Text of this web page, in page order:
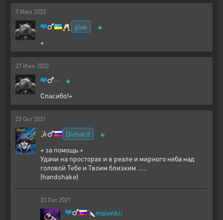
7 Июл 2022
🥂 glok +
+
27 Июн 2022
+
Спасибо!+
22 Окт 2021
Diehard +
+ за помощь +
Удачи на просторах и в реале и мирного неба над
головой Тебе и Твоим близким .....
(handshake)
23 Окт 2021
🔪 malenkii